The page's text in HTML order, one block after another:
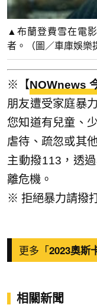
▲布蘭登費雪在電
者。（圖／車庫娛樂
※【NOWnews
朋友遭受家庭暴
您知道有兒童、
虐待、疏忽或其
主動撥113，透
離危機。
※ 拒絕暴力請撥
更多「2023奧斯
相關新聞